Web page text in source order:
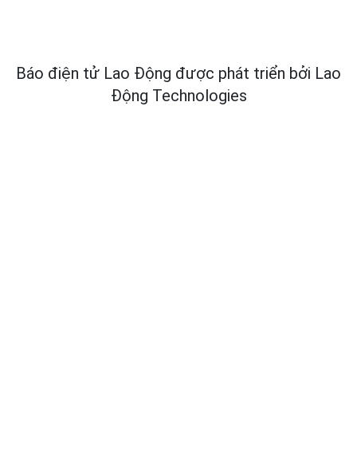
Báo điện tử Lao Động được phát triển bởi Lao
Động Technologies